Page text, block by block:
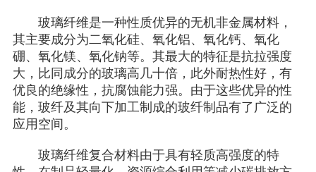
玻璃纤维是一种性质优异的无机非金属材料，
其主要成分为二氧化硅、氧化铝、氧化钙、氧化
硼、氧化镁、氧化钠等。其最大的特征是抗拉强度
大，比同成分的玻璃高几十倍，此外耐热性好，有
优良的绝缘性，抗腐蚀能力强。由于这些优异的性
能，玻纤及其向下加工制成的玻纤制品有了广泛的
应用空间。
玻璃纤维复合材料由于具有轻质高强度的特